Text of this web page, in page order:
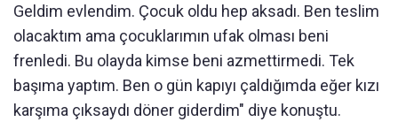
Geldim evlendim. Çocuk oldu hep aksadı. Ben teslim
olacaktım ama çocuklarımın ufak olması beni
frenledi. Bu olayda kimse beni azmettirmedi. Tek
başıma yaptım. Ben o gün kapıyı çaldığımda eğer kızı
karşıma çıksaydı döner giderdim" diye konuştu.